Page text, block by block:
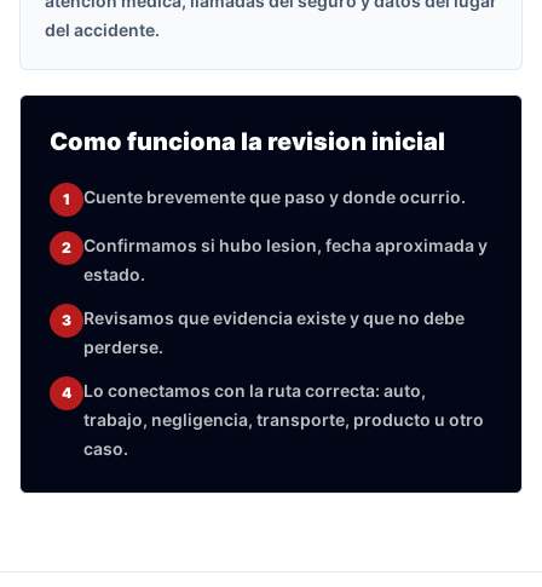
del accidente.
Como funciona la revision inicial
1 Cuente brevemente que paso y donde ocurrio.
2
Confirmamos si hubo lesion, fecha aproximada y
estado.
3
Revisamos que evidencia existe y que no debe
perderse.
4
Lo conectamos con la ruta correcta: auto,
trabajo, negligencia, transporte, producto u otro
caso.